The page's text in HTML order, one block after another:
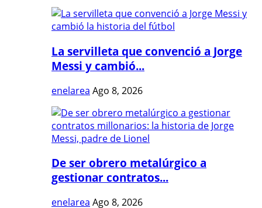
La servilleta que convenció a Jorge
Messi y cambió...
enelarea Ago 8, 2026
De ser obrero metalúrgico a
gestionar contratos...
enelarea Ago 8, 2026